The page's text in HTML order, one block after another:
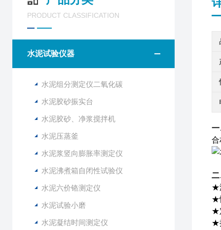
PRODUCT CLASSIFICATION
水泥试验仪器
水泥组分测定仪二氧化碳
水泥胶砂振实台
水泥胶砂、净浆搅拌机
水泥压蒸釜
水泥浆竖向膨胀率测定仪
水泥沸煮箱自闭性试验仪
水泥六价铬测定仪
水泥试验小磨
水泥凝结时间测定仪
一
合
二
★
★
★
★